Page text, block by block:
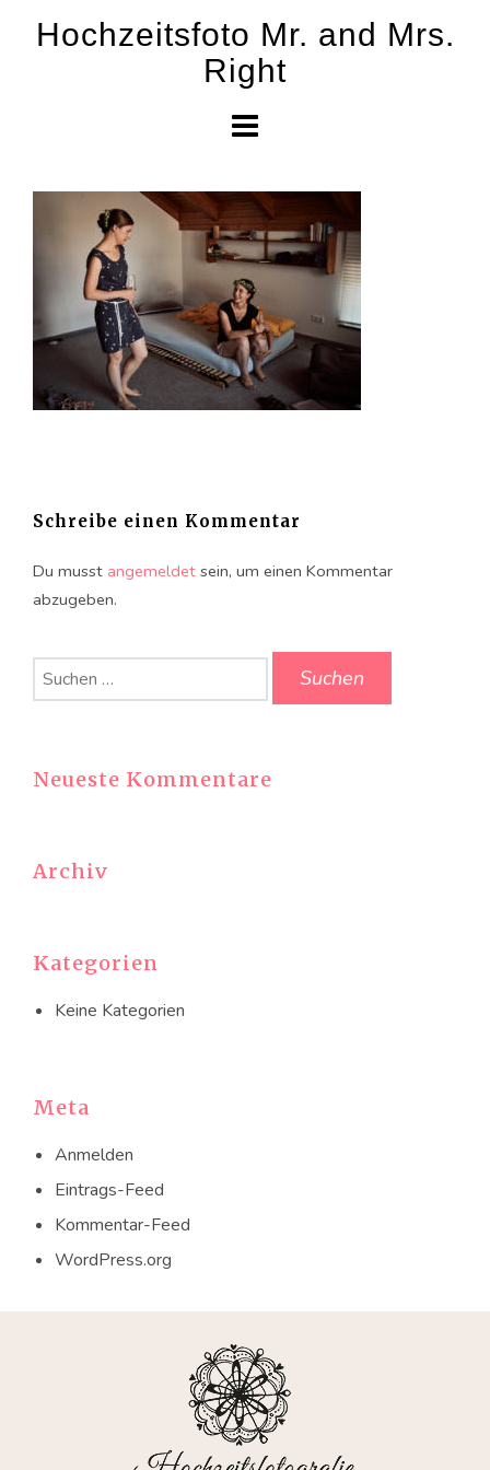
Hochzeitsfoto Mr. and Mrs.
Right
Schreibe einen Kommentar
Du musst angemeldet sein, um einen Kommentar
abzugeben.
Suchen
nach:
Neueste Kommentare
Archiv
Kategorien
Keine Kategorien
Meta
Anmelden
Eintrags-Feed
Kommentar-Feed
WordPress.org